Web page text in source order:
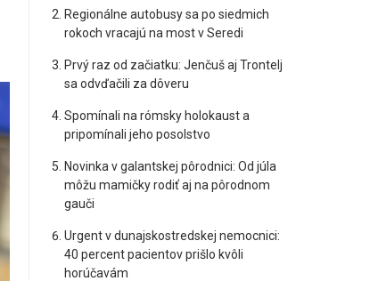
Regionálne autobusy sa po siedmich
rokoch vracajú na most v Seredi
Prvý raz od začiatku: Jenčuš aj Trontelj
sa odvďačili za dôveru
Spomínali na rómsky holokaust a
pripomínali jeho posolstvo
Novinka v galantskej pôrodnici: Od júla
môžu mamičky rodiť aj na pôrodnom
gauči
Urgent v dunajskostredskej nemocnici:
40 percent pacientov prišlo kvôli
horúčavám